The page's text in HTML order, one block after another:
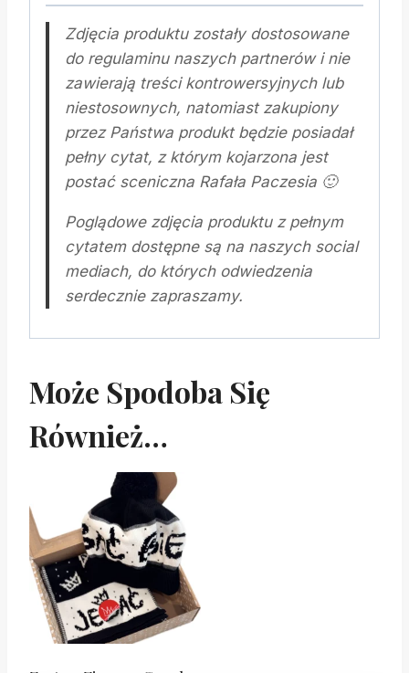
Zdjęcia produktu zostały dostosowane
do regulaminu naszych partnerów i nie
zawierają treści kontrowersyjnych lub
niestosownych, natomiast zakupiony
przez Państwa produkt będzie posiadał
pełny cytat, z którym kojarzona jest
postać sceniczna Rafała Paczesia 🙂
Poglądowe zdjęcia produktu z pełnym
cytatem dostępne są na naszych social
mediach, do których odwiedzenia
serdecznie zapraszamy.
Może Spodoba Się
Również…